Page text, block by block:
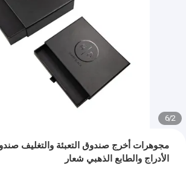
2
/
6
مجوهرات أخرج صندوق التعبئة والتغليف
الأدراج والطابع الذهبي شعار